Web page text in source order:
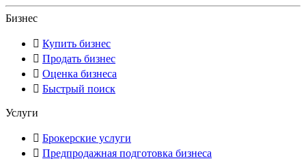
Бизнес
Купить бизнес
Продать бизнес
Оценка бизнеса
Быстрый поиск
Услуги
Брокерские услуги
Предпродажная подготовка бизнеса